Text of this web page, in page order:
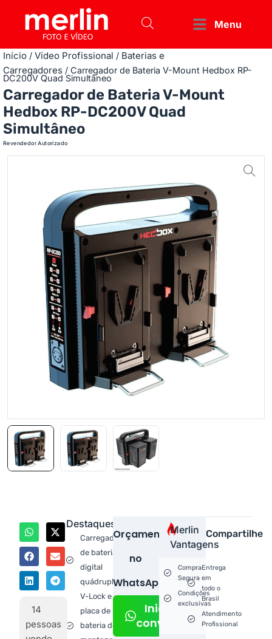
Menu
Início / Vídeo Profissional / Baterias e
Carregadores / Carregador de Bateria V-Mount Hedbox RP-
DC200V Quad Simultâneo
Carregador de Bateria V-Mount
Hedbox RP-DC200V Quad
Simultâneo
Revendedor Autorizado
Destaques
Carregador
de bateria
digital
quádruplo
V-Lock e
placa de
bateria de
Orçamento
no
WhatsApp!
Iniciar
conversa
Compartilhe
14
pessoas
Merlin
Vantagens
Compra
Segura
Condições
exclusivas
Entrega
em
todo o
Brasil
Atendimento
Profissional